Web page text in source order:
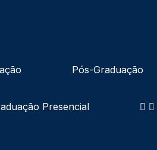
Pós-Graduação
Presencial